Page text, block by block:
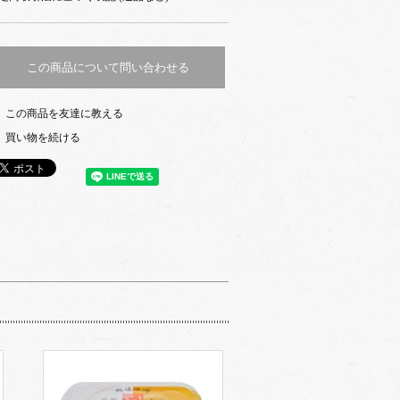
この商品について問い合わせる
この商品を友達に教える
買い物を続ける